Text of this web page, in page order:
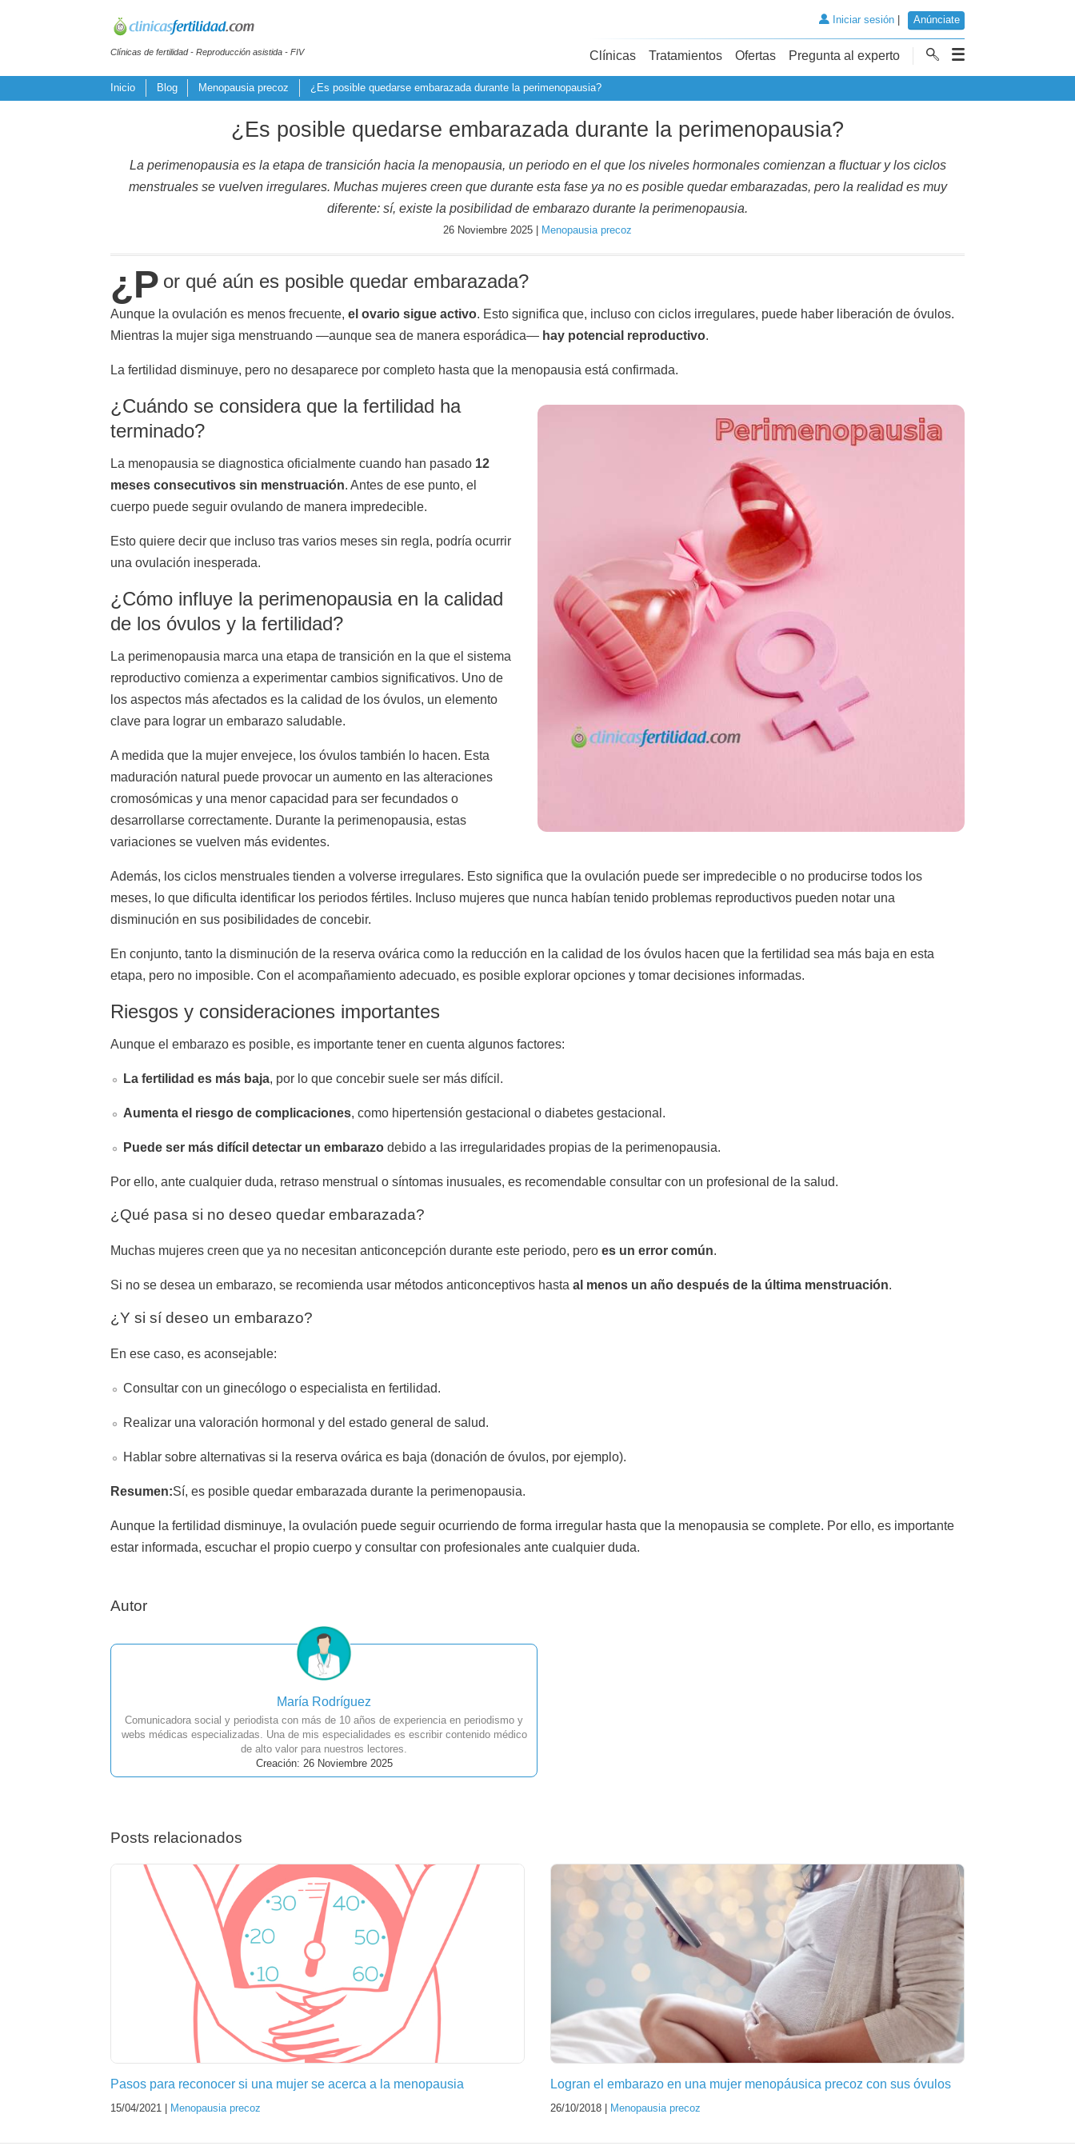
Clínicas de fertilidad - Reproducción asistida - FIV
Iniciar sesión| Anúnciate
Clínicas Tratamientos Ofertas Pregunta al experto
Inicio Blog Menopausia precoz ¿Es posible quedarse embarazada durante la perimenopausia?
¿Es posible quedarse embarazada durante la perimenopausia?
La perimenopausia es la etapa de transición hacia la menopausia, un periodo en el que los niveles hormonales comienzan a fluctuar y los ciclos
menstruales se vuelven irregulares. Muchas mujeres creen que durante esta fase ya no es posible quedar embarazadas, pero la realidad es muy
diferente: sí, existe la posibilidad de embarazo durante la perimenopausia.
26 Noviembre 2025 | Menopausia precoz
¿P or qué aún es posible quedar embarazada?
Aunque la ovulación es menos frecuente, el ovario sigue activo. Esto significa que, incluso con ciclos irregulares, puede haber liberación de óvulos.
Mientras la mujer siga menstruando —aunque sea de manera esporádica— hay potencial reproductivo.
La fertilidad disminuye, pero no desaparece por completo hasta que la menopausia está confirmada.
¿Cuándo se considera que la fertilidad ha
terminado?
La menopausia se diagnostica oficialmente cuando han pasado 12
meses consecutivos sin menstruación. Antes de ese punto, el
cuerpo puede seguir ovulando de manera impredecible.
Esto quiere decir que incluso tras varios meses sin regla, podría ocurrir
una ovulación inesperada.
¿Cómo influye la perimenopausia en la calidad
de los óvulos y la fertilidad?
La perimenopausia marca una etapa de transición en la que el sistema
reproductivo comienza a experimentar cambios significativos. Uno de
los aspectos más afectados es la calidad de los óvulos, un elemento
clave para lograr un embarazo saludable.
A medida que la mujer envejece, los óvulos también lo hacen. Esta
maduración natural puede provocar un aumento en las alteraciones
cromosómicas y una menor capacidad para ser fecundados o
desarrollarse correctamente. Durante la perimenopausia, estas
variaciones se vuelven más evidentes.
Además, los ciclos menstruales tienden a volverse irregulares. Esto significa que la ovulación puede ser impredecible o no producirse todos los
meses, lo que dificulta identificar los periodos fértiles. Incluso mujeres que nunca habían tenido problemas reproductivos pueden notar una
disminución en sus posibilidades de concebir.
En conjunto, tanto la disminución de la reserva ovárica como la reducción en la calidad de los óvulos hacen que la fertilidad sea más baja en esta
etapa, pero no imposible. Con el acompañamiento adecuado, es posible explorar opciones y tomar decisiones informadas.
Riesgos y consideraciones importantes
Aunque el embarazo es posible, es importante tener en cuenta algunos factores:
La fertilidad es más baja, por lo que concebir suele ser más difícil.
Aumenta el riesgo de complicaciones, como hipertensión gestacional o diabetes gestacional.
Puede ser más difícil detectar un embarazo debido a las irregularidades propias de la perimenopausia.
Por ello, ante cualquier duda, retraso menstrual o síntomas inusuales, es recomendable consultar con un profesional de la salud.
¿Qué pasa si no deseo quedar embarazada?
Muchas mujeres creen que ya no necesitan anticoncepción durante este periodo, pero es un error común.
Si no se desea un embarazo, se recomienda usar métodos anticonceptivos hasta al menos un año después de la última menstruación.
¿Y si sí deseo un embarazo?
En ese caso, es aconsejable:
Consultar con un ginecólogo o especialista en fertilidad.
Realizar una valoración hormonal y del estado general de salud.
Hablar sobre alternativas si la reserva ovárica es baja (donación de óvulos, por ejemplo).
Resumen:Sí, es posible quedar embarazada durante la perimenopausia.
Aunque la fertilidad disminuye, la ovulación puede seguir ocurriendo de forma irregular hasta que la menopausia se complete. Por ello, es importante
estar informada, escuchar el propio cuerpo y consultar con profesionales ante cualquier duda.
Autor
María Rodríguez
Comunicadora social y periodista con más de 10 años de experiencia en periodismo y
webs médicas especializadas. Una de mis especialidades es escribir contenido médico
de alto valor para nuestros lectores.
Creación: 26 Noviembre 2025
Posts relacionados
Pasos para reconocer si una mujer se acerca a la menopausia
15/04/2021 | Menopausia precoz
Logran el embarazo en una mujer menopáusica precoz con sus óvulos
26/10/2018 | Menopausia precoz